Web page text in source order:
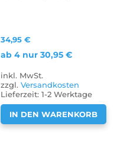
34,95€
ab 4 nur30,95€
inkl. MwSt.
zzgl.Versandkosten
Lieferzeit:1-2 Werktage
IN DEN WARENKORB